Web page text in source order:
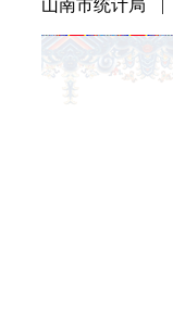
山南市统计局 |